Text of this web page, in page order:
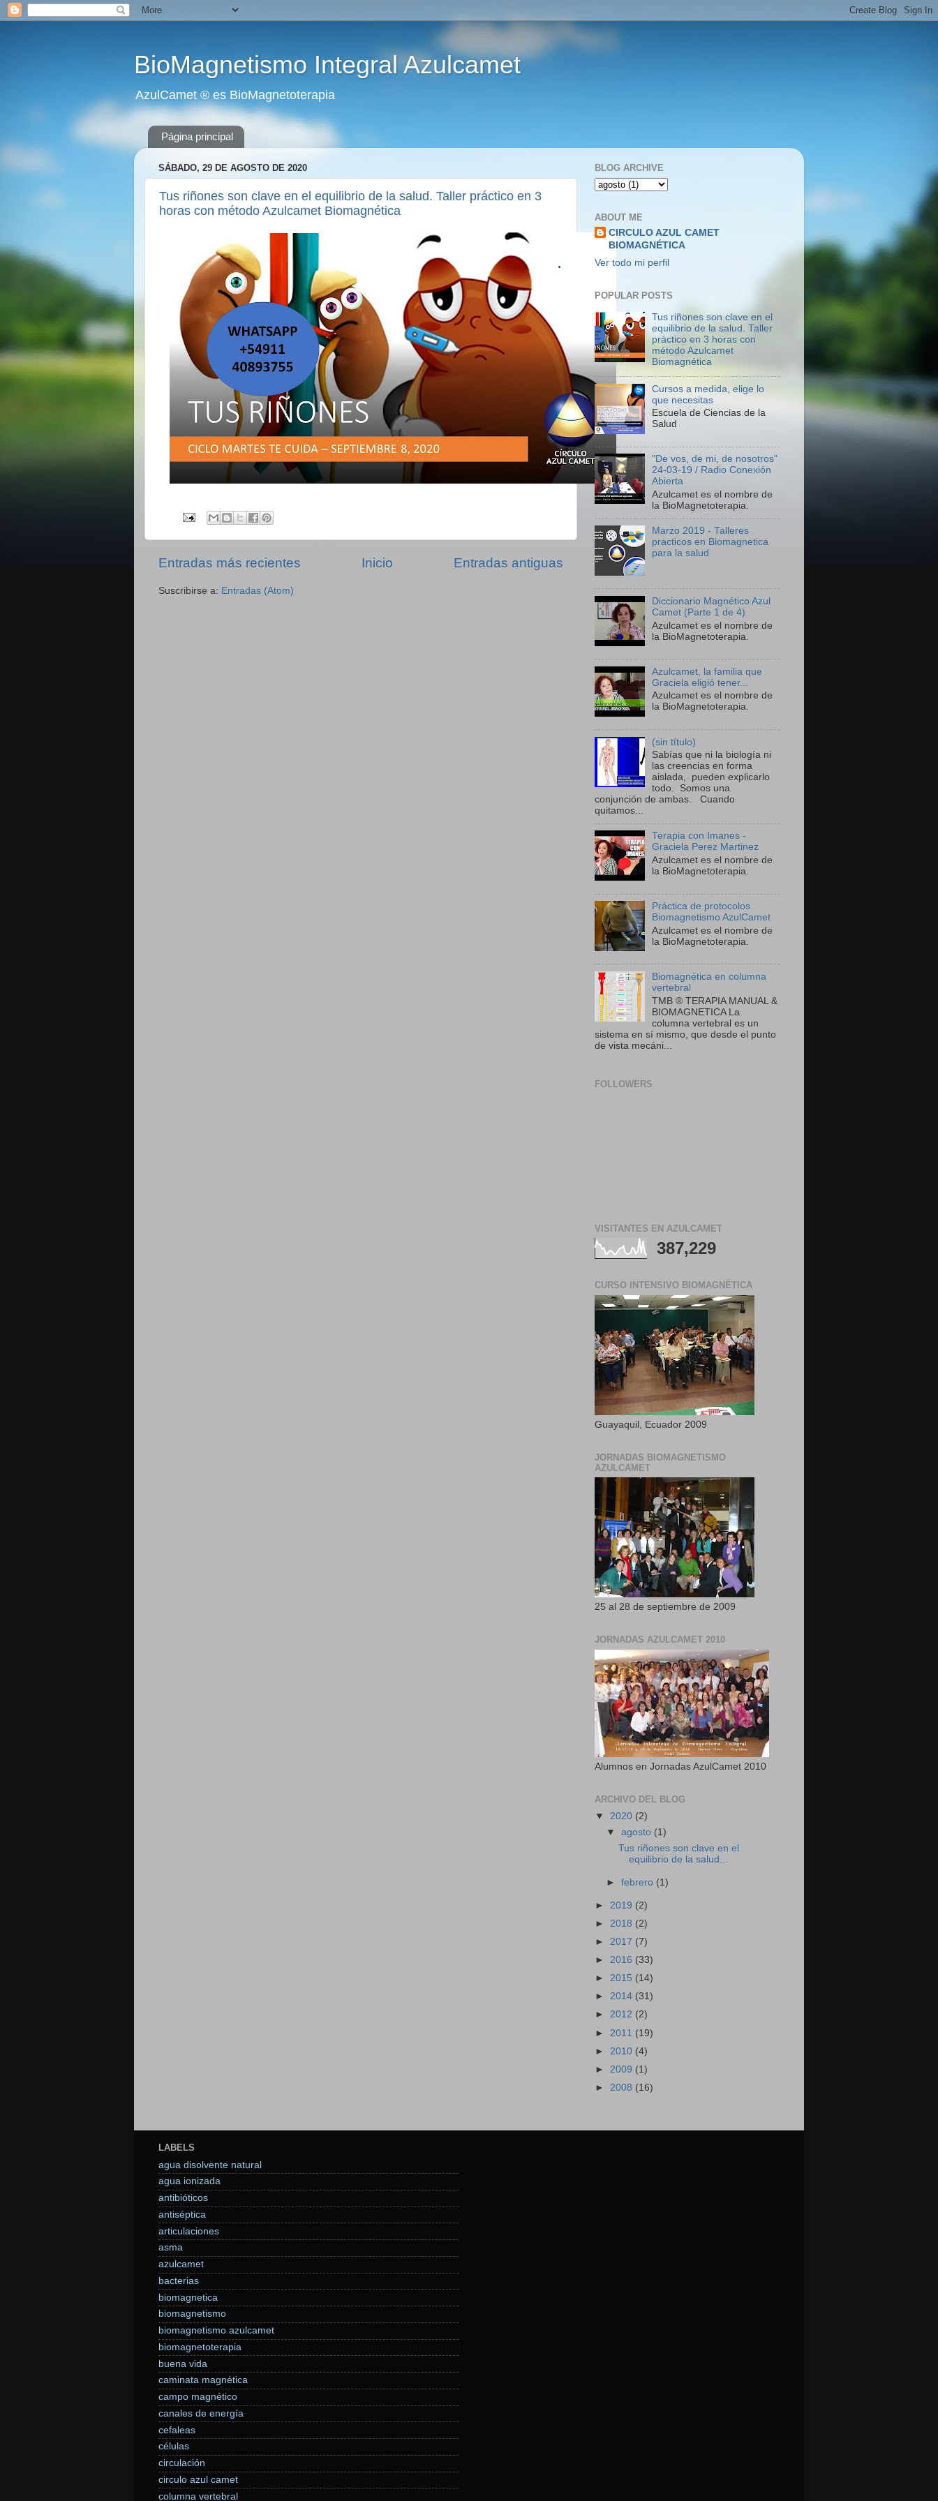
BioMagnetismo Integral Azulcamet
AzulCamet ® es BioMagnetoterapia
Página principal
SÁBADO, 29 DE AGOSTO DE 2020
Tus riñones son clave en el equilibrio de la salud. Taller práctico en 3
horas con método Azulcamet Biomagnética
Entradas más recientes Entradas antiguas
Inicio
Suscribirse a: Entradas (Atom)
BLOG ARCHIVE
ABOUT ME
CIRCULO AZUL CAMET
BIOMAGNÉTICA
Ver todo mi perfil
POPULAR POSTS
Tus riñones son clave en el
equilibrio de la salud. Taller
práctico en 3 horas con
método Azulcamet
Biomagnética
Cursos a medida, elige lo
que necesitas
Escuela de Ciencias de la
Salud
"De vos, de mi, de nosotros"
24-03-19 / Radio Conexión
Abierta
Azulcamet es el nombre de
la BioMagnetoterapia.
Marzo 2019 - Talleres
practicos en Biomagnetica
para la salud
Diccionario Magnético Azul
Camet (Parte 1 de 4)
Azulcamet es el nombre de
la BioMagnetoterapia.
Azulcamet, la familia que
Graciela eligió tener...
Azulcamet es el nombre de
la BioMagnetoterapia.
(sin título)
Sabías que ni la biología ni
las creencias en forma
aislada, pueden explicarlo
todo. Somos una
conjunción de ambas. Cuando
quitamos...
Terapia con Imanes -
Graciela Perez Martinez
Azulcamet es el nombre de
la BioMagnetoterapia.
Práctica de protocolos
Biomagnetismo AzulCamet
Azulcamet es el nombre de
la BioMagnetoterapia.
Biomagnética en columna
vertebral
TMB ® TERAPIA MANUAL &
BIOMAGNETICA La
columna vertebral es un
sistema en sí mismo, que desde el punto
de vista mecáni...
FOLLOWERS
VISITANTES EN AZULCAMET
387,229
CURSO INTENSIVO BIOMAGNÉTICA
Guayaquil, Ecuador 2009
JORNADAS BIOMAGNETISMO
AZULCAMET
25 al 28 de septiembre de 2009
JORNADAS AZULCAMET 2010
Alumnos en Jornadas AzulCamet 2010
ARCHIVO DEL BLOG
▼ 2020 (2)
▼agosto (1)
Tus riñones son clave en el
equilibrio de la salud...
►febrero (1)
► 2019 (2)
► 2018 (2)
► 2017 (7)
► 2016 (33)
► 2015 (14)
► 2014 (31)
► 2012 (2)
► 2011 (19)
► 2010 (4)
► 2009 (1)
► 2008 (16)
LABELS
agua disolvente natural
agua ionizada
antibióticos
antiséptica
articulaciones
asma
azulcamet
bacterias
biomagnetica
biomagnetismo
biomagnetismo azulcamet
biomagnetoterapia
buena vida
caminata magnética
campo magnético
canales de energía
cefaleas
células
circulación
circulo azul camet
columna vertebral